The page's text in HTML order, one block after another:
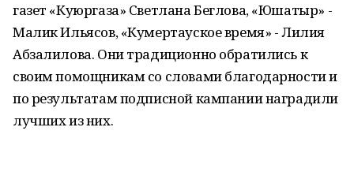
газет «Куюргаза» Светлана Беглова, «Юшатыр» -
Малик Ильясов, «Кумертауское время» - Лилия
Абзалилова. Они традиционно обратились к
своим помощникам со словами благодарности и
по результатам подписной кампании наградили
лучших из них.